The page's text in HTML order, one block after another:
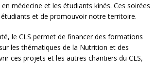
médecine et les étudiants kinés. Ces soirées
et de promouvoir notre territoire.
le CLS permet de financer des formations
les thématiques de la Nutrition et des
ces projets et les autres chantiers du CLS,